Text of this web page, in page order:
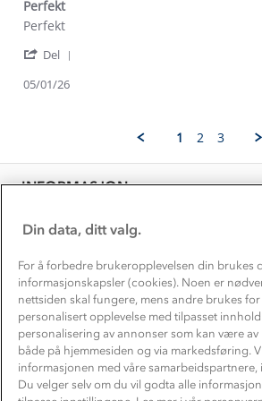
Perfekt
Review
Brede
on
review
Perfekt
Perfekt
Del
5
2026
05/01/26
1 2 3
INFORMASJON
Konkurransevinnere
Kundeklubb
Bedrift, barnehage og SFO
Presse
OM OSS
Samarbeide med oss?
TIPS OG RÅD
Dette trenger du til barnehagen
Gravidklær
Hvordan velge riktig turtøy?
Store størrelser
Turmat oppskrifter
Beredskap
AKTIVITETER
Norgesferie 🇳🇴
Få turinspirasjon og tips her⛰
Overnatte utendørs⛺
Leirskole 🥾
Barnehageansatt
Tips til hyttetur
Din data, ditt valg.
For å forbedre brukeropplevelsen din brukes
informasjonskapsler (cookies). Noen er
nettsiden skal fungere, mens andre brukes for
personalisert opplevelse med tilpasset
personalisering av annonser som kan være av
både på hjemmesiden og via markedsføring.
informasjonen med våre
Du velger selv om du vil godta alle